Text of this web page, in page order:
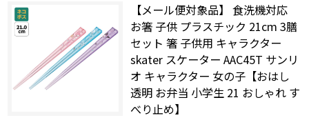
【メール便対象品】 食洗機対応
お箸 子供 プラスチック 21cm 3膳
セット 箸 子供用 キャラクター
skater スケーター AAC45T サンリ
オ キャラクター 女の子【おはし
透明 お弁当 小学生 21 おしゃれ す
べり止め】